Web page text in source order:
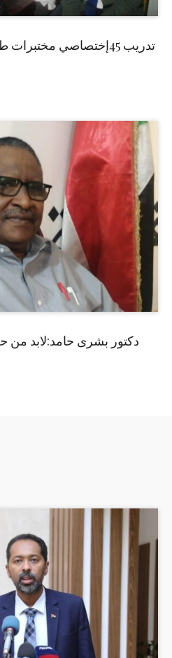
تدريب 45إختصاصي
دكتور بشرى حامد:لابد